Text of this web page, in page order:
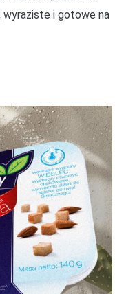
wyraziste i gotowe na